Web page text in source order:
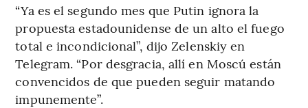
“Ya es el segundo mes que Putin ignora la
propuesta estadounidense de un alto el fuego
total e incondicional”, dijo Zelenskiy en
Telegram. “Por desgracia, allí en Moscú están
convencidos de que pueden seguir matando
impunemente”.